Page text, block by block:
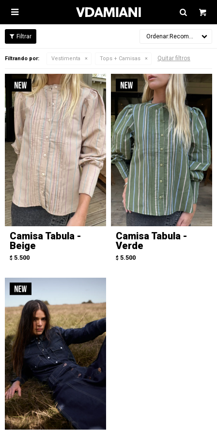

Recomendados
Filtrando por: Vestimenta Tops + Camisas Quitar filtros
Camisa Tabula -
Beige
$ 5.500
Camisa Tabula -
Verde
$ 5.500